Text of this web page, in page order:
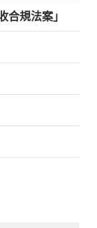
合規法案」